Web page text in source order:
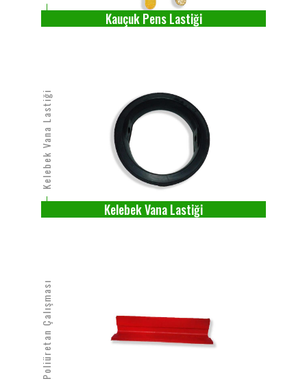
Kauçuk Pens Lastiği
Kelebek Vana Lastiği
Kelebek Vana Lastiği
Poliüretan Çalışması